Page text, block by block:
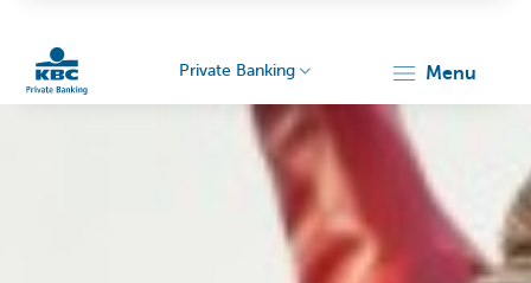
Private Banking menu